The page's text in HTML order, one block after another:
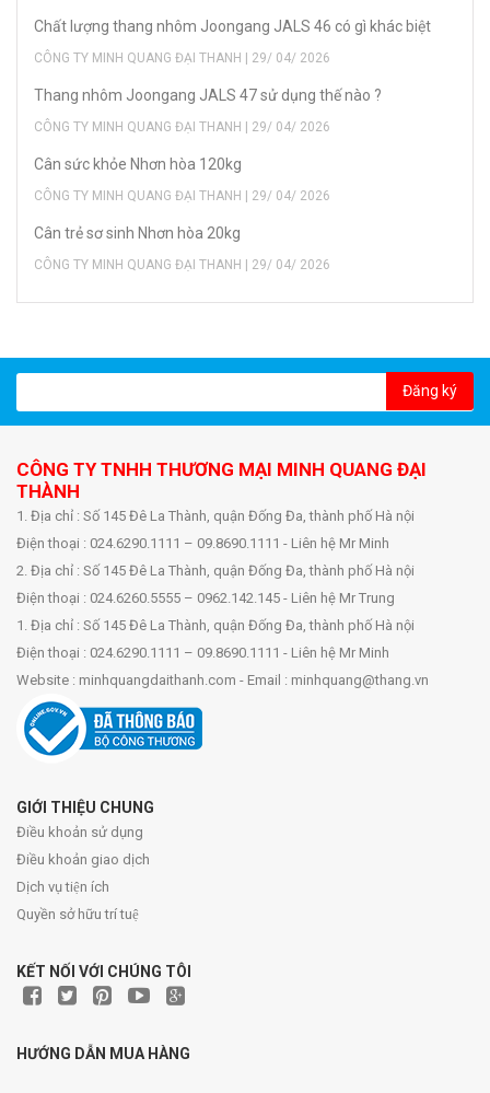
Chất lượng thang nhôm Joongang JALS 46 có gì khác biệt
CÔNG TY MINH QUANG ĐẠI THANH | 29/ 04/ 2026
Thang nhôm Joongang JALS 47 sử dụng thế nào ?
CÔNG TY MINH QUANG ĐẠI THANH | 29/ 04/ 2026
Cân sức khỏe Nhơn hòa 120kg
CÔNG TY MINH QUANG ĐẠI THANH | 29/ 04/ 2026
Cân trẻ sơ sinh Nhơn hòa 20kg
CÔNG TY MINH QUANG ĐẠI THANH | 29/ 04/ 2026
Đăng ký
CÔNG TY TNHH THƯƠNG MẠI MINH QUANG ĐẠI
THÀNH
1. Địa chỉ : Số 145 Đê La Thành, quận Đống Đa, thành phố Hà nội
Điện thoại : 024.6290.1111 – 09.8690.1111 - Liên hệ Mr Minh
2. Địa chỉ : Số 145 Đê La Thành, quận Đống Đa, thành phố Hà nội
Điện thoại : 024.6260.5555 – 0962.142.145 - Liên hệ Mr Trung
1. Địa chỉ : Số 145 Đê La Thành, quận Đống Đa, thành phố Hà nội
Điện thoại : 024.6290.1111 – 09.8690.1111 - Liên hệ Mr Minh
Website : minhquangdaithanh.com - Email : minhquang@thang.vn
GIỚI THIỆU CHUNG
Điều khoản sử dụng
Điều khoản giao dịch
Dịch vụ tiện ích
Quyền sở hữu trí tuệ
KẾT NỐI VỚI CHÚNG TÔI
HƯỚNG DẪN MUA HÀNG